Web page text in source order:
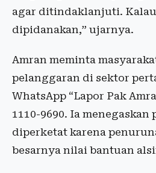
agar ditindaklanjuti.
dipidanakan,” ujarnya.
Amran meminta
pelanggaran di sektor
WhatsApp “Lapor Pak
1110-9690. Ia
diperketat karena
besarnya nilai bantuan